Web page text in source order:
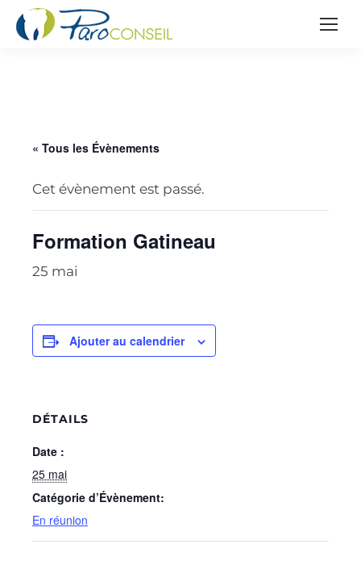
« Tous les Évènements
Cet évènement est passé.
Formation Gatineau
25 mai
Ajouter au calendrier
DÉTAILS
Date :
25 mai
Catégorie d’Évènement:
En réunion